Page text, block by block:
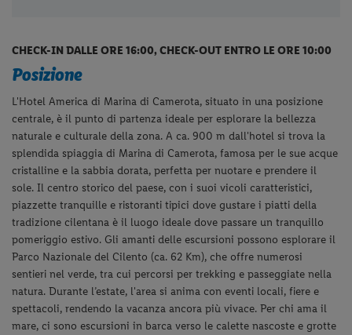
CHECK-IN DALLE ORE 16:00, CHECK-OUT ENTRO LE ORE 10:00
Posizione
L'Hotel America di Marina di Camerota, situato in una posizione
centrale, è il punto di partenza ideale per esplorare la bellezza
naturale e culturale della zona. A ca. 900 m dall'hotel si trova la
splendida spiaggia di Marina di Camerota, famosa per le sue acque
cristalline e la sabbia dorata, perfetta per nuotare e prendere il
sole. Il centro storico del paese, con i suoi vicoli caratteristici,
piazzette tranquille e ristoranti tipici dove gustare i piatti della
tradizione cilentana è il luogo ideale dove passare un tranquillo
pomeriggio estivo. Gli amanti delle escursioni possono esplorare il
Parco Nazionale del Cilento (ca. 62 Km), che offre numerosi
sentieri nel verde, tra cui percorsi per trekking e passeggiate nella
natura. Durante l’estate, l'area si anima con eventi locali, fiere e
spettacoli, rendendo la vacanza ancora più vivace. Per chi ama il
mare, ci sono escursioni in barca verso le calette nascoste e grotte